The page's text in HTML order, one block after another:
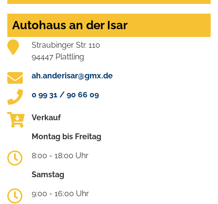
Autohaus an der Isar
Straubinger Str. 110
94447 Plattling
ah.anderisar@gmx.de
0 99 31 / 90 66 09
Verkauf
Montag bis Freitag
8:00 - 18:00 Uhr
Samstag
9:00 - 16:00 Uhr